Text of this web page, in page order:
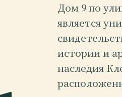
Дом 9 по
является
истории и
наследия